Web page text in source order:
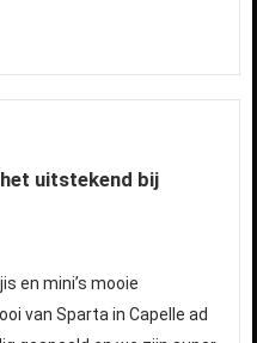
uitstekend bij
en mini’s mooie
van Sparta in Capelle ad